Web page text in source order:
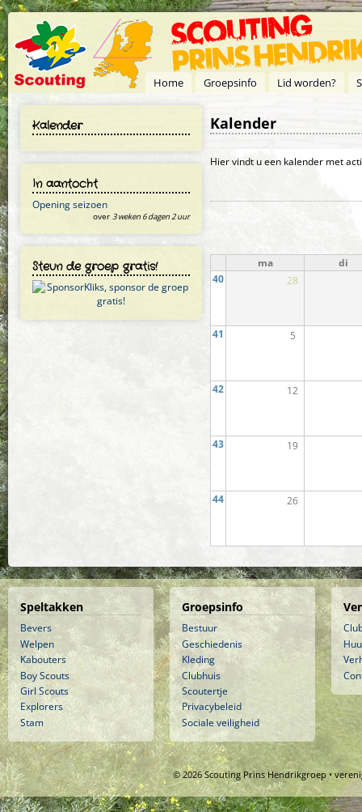
Overslaan en naar de inhoud gaan
Home Groepsinfo Lid worden?
Kalender
In aantocht
Opening seizoen
over 3 weken 6 dagen 2 uur
Steun de groep gratis!
Kalender
Primaire tabs
Hier vindt u een kalender met
ma
di
40
28
41 5
42 12
43 19
44 26
Speltakken
Bevers
Welpen
Kabouters
Boy Scouts
Girl Scouts
Explorers
Stam
Groepsinfo
Bestuur
Geschiedenis
Kleding
Clubhuis
Scoutertje
Privacybeleid
Sociale veiligheid
© 2026 Scouting Prins Hendrikgroep •